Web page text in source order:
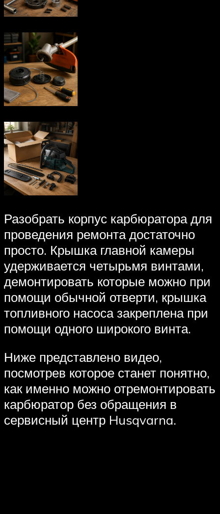
Разобрать корпус карбюратора для
проведения ремонта достаточно
просто. Крышка главной камеры
удерживается четырьмя винтами,
демонтировать которые можно при
помощи обычной отверти, крышка
топливного насоса закреплена при
помощи одного широкого винта.
Ниже представлено видео,
посмотрев которое станет понятно,
как именно можно отремонтировать
карбюратор без обращения в
сервисный центр Husqvarna.